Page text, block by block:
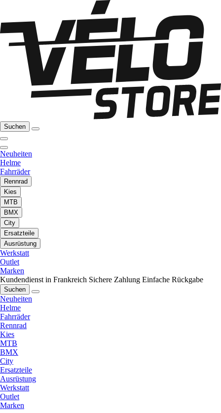
Suchen
Neuheiten
Helme
Fahrräder
Rennrad
Kies
MTB
BMX
City
Ersatzteile
Ausrüstung
Werkstatt
Outlet
Marken
Kundendienst in Frankreich Sichere Zahlung Einfache Rückgabe
Suchen
Neuheiten
Helme
Fahrräder
Rennrad
Kies
MTB
BMX
City
Ersatzteile
Ausrüstung
Werkstatt
Outlet
Marken